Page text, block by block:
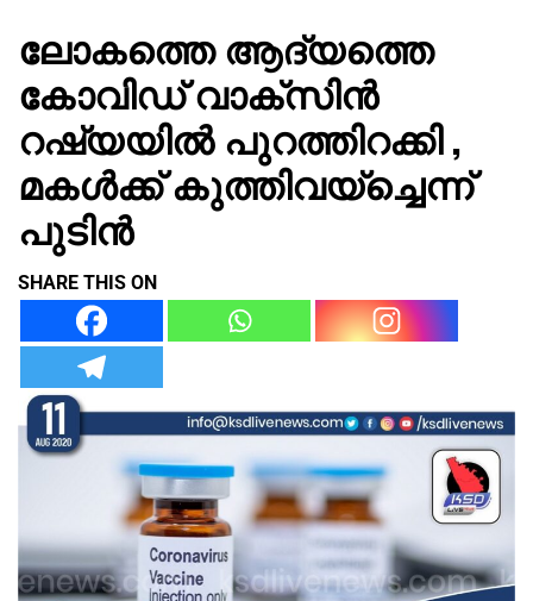
KSDLIVENEWS
ലോകത്തെ ആദ്യത്തെ
കോവിഡ് വാക്സിൻ
റഷ്യയിൽ പുറത്തിറക്കി ,
മകൾക്ക് കുത്തിവയ്ച്ചെന്ന്
പുടിൻ
SHARE THIS ON